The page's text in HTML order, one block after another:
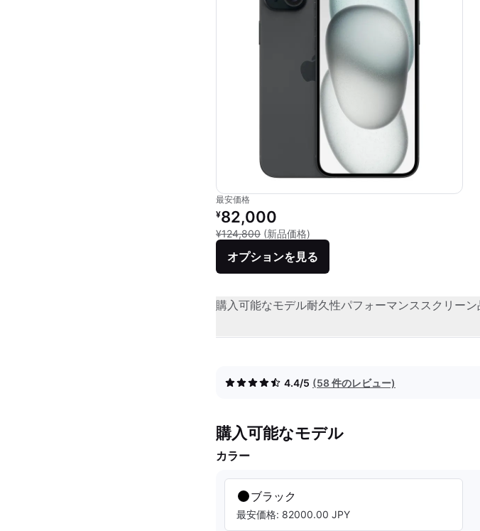
最安価格
リファービッシュ品の価格：
¥82,000
¥124,800 (新品価格)
オプションを見る
購入可能なモデル耐久性パフォーマンススクリー
4.4/5 (58 件のレビュー)
購入可能なモデル
カラー
ブラック
最安価格: 82000.00 JPY